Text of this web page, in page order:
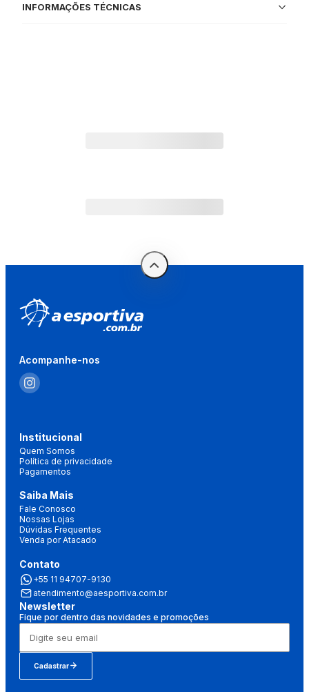
INFORMAÇÕES TÉCNICAS
Acompanhe-nos
Institucional
Quem Somos
Política de privacidade
Pagamentos
Saiba Mais
Fale Conosco
Nossas Lojas
Dúvidas Frequentes
Venda por Atacado
Contato
+55 11 94707-9130
atendimento@aesportiva.com.br
Newsletter
Fique por dentro das novidades e promoções
Cadastrar